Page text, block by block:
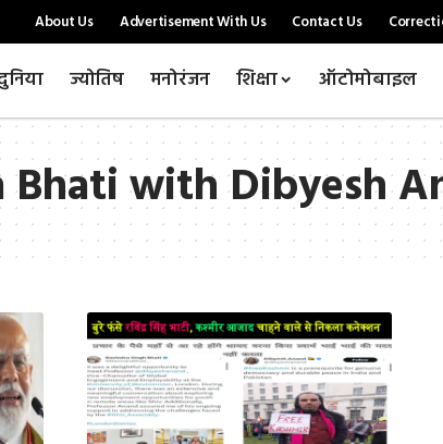
About Us Advertisement With Us Contact Us
ज्योतिष मनोरंजन शिक्षा ऑटोमोबाइल
Bhati with Dibyesh